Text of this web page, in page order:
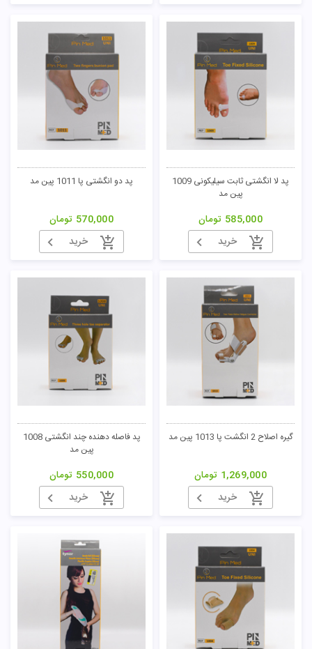
پد لا انگشتی ثابت سیلیکونی 1009
پین مد
585,000 تومان
خرید
پد دو انگشتی پا 1011 پین مد
570,000 تومان
خرید
گیره اصلاح 2 انگشت پا 1013 پین مد
1,269,000 تومان
خرید
پد فاصله دهنده چند انگشتی 1008
پین مد
550,000 تومان
خرید